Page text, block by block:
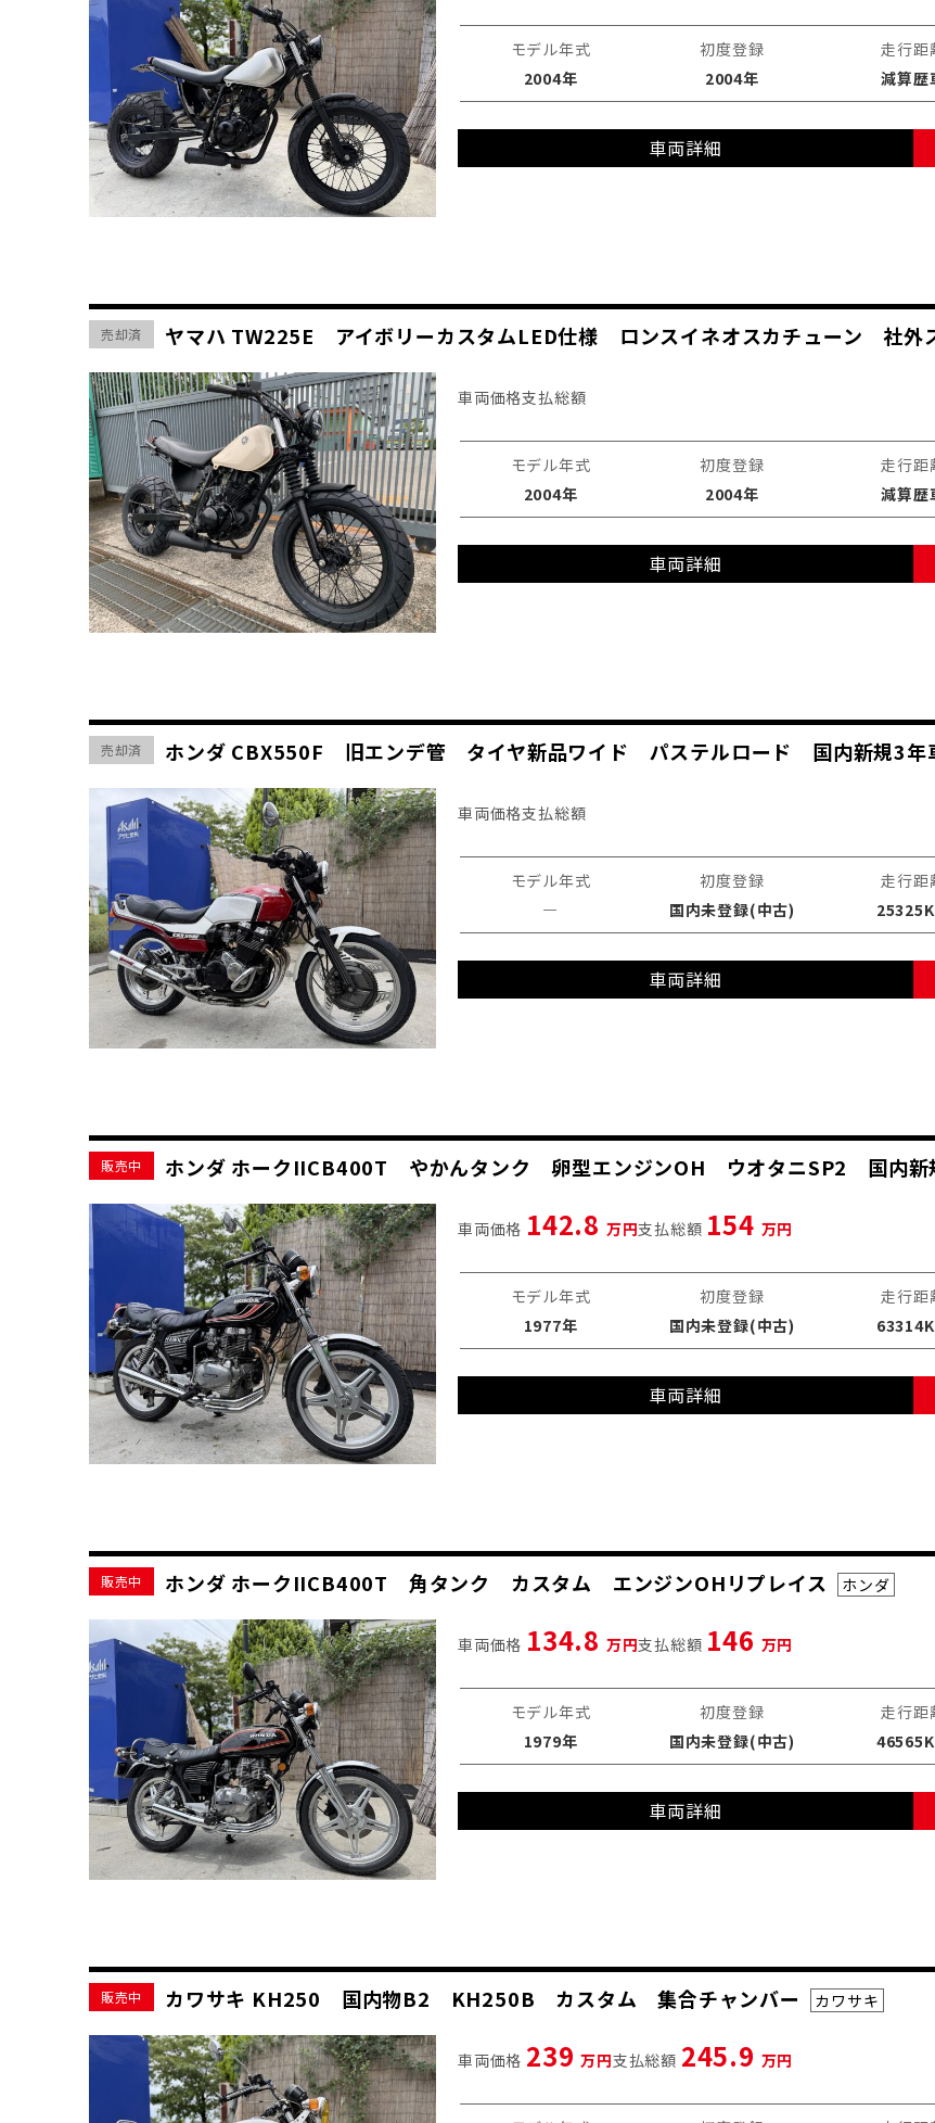
モデル年式
2004年
初度登録
2004年
走行距
減算歴
車両詳細
売却済 ヤマハ TW225E アイボリーカスタムLED仕様 ロンスイネオスカチューン 社外
車両価格支払総額
モデル年式
2004年
初度登録
2004年
走行距
減算歴
車両詳細
売却済 ホンダ CBX550F 旧エンデ管 タイヤ新品ワイド パステルロード 国内新規3年
車両価格支払総額
モデル年式
―
初度登録
国内未登録(中古)
走行距
車両詳細
販売中 ホンダ ホークIICB400T やかんタンク 卵型エンジンOH ウオタニSP2 国内新
車両価格 142.8 万円支払総額 154 万円
モデル年式
1977年
初度登録
国内未登録(中古)
走行距
車両詳細
販売中 ホンダ ホークIICB400T 角タンク カスタム エンジンOHリプレイス ホンダ
車両価格 134.8 万円支払総額 146 万円
モデル年式
1979年
初度登録
国内未登録(中古)
走行距
車両詳細
販売中 カワサキ KH250 国内物B2 KH250B カスタム 集合チャンバー カワサキ
車両価格 239万円支払総額 245.9 万円